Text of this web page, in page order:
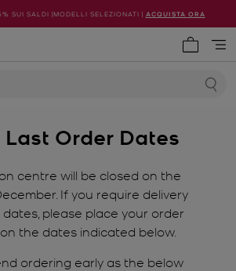
SUI SALDI |MODELLI SELEZIONATI | ACQUISTA ORA
Order Dates
centre will be closed on the
If you require delivery
please place your order
the dates indicated below.
ordering early as the below